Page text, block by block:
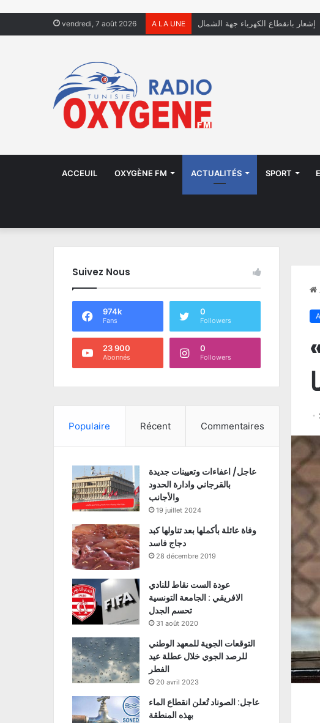
vendredi, 7 août 2026 A LA UNE صور أطفال يعيشون في الشوارع
ACCEUIL OXYGÈNE FM ACTUALITÉS SPORT
للنبي: »
Suivez Nous
974k
Fans
0
Followers
23 900
Abonnés
0
Followers
Populaire Récent Commentaires
عاجل/ اعفاءات وتعيينات جديدة
بالقرجاني وادارة الحدود
والأجانب
19 juillet 2024
وفاة عائلة بأكملها بعد تناولها كبد
دجاج فاسد
28 décembre 2019
عودة الست نقاط للنادي
الافريقي : الجامعة التونسية
تحسم الجدل
31 août 2020
التوقعات الجوية للمعهد الوطني
للرصد الجوي خلال عطلة عيد
الفطر
20 avril 2023
عاجل: الصوناد تُعلن انقطاع الماء
بهذه المنطقة